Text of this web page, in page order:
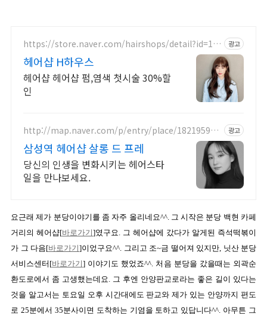
https://store.naver.com/hairshops/detail?id=19
광고
헤어샵 H하우스
헤어샵 헤어샵 펌,염색 첫시술 30%할
인
http://map.naver.com/p/entry/place/182195938
광고
삼성역 헤어샵 살롱 드 프레
당신의 인생을 변화시키는 헤어스타
일을 만나보세요.
요근래 제가 분당이야기를 좀 자주 올리네요^^. 그 시작은 분당 백현 카페
거리의 헤어샵[바로가기]였구요. 그 헤어샵에 갔다가 알게된 즉석떡볶이
가 그 다음[바로가기]이었구요^^. 그리고 조~금 떨어져 있지만, 닛산 분당
서비스센터[바로가기] 이야기도 했었죠^^. 처음 분당을 갔을때는 외곽순
환도로에서 좀 고생했는데요. 그 후엔 안양판교로라는 좋은 길이 있다는
것을 알고서는 토요일 오후 시간대에도 판교와 제가 있는 안양까지 편도
로 25분에서 35분사이면 도착하는 기염을 토하고 있답니다^^. 아무튼 그